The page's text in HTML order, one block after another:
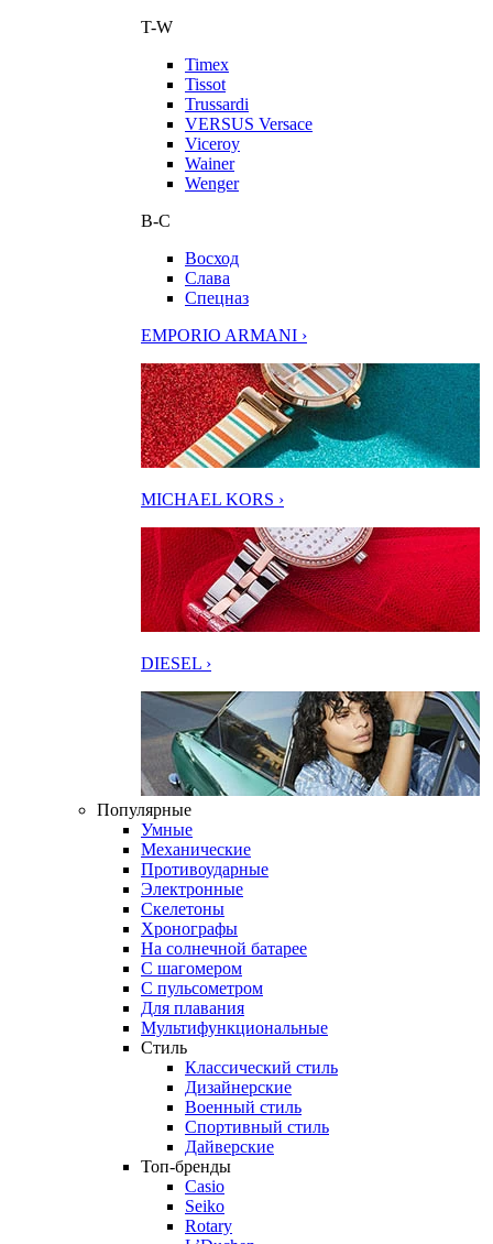
T-W
Timex
Tissot
Trussardi
VERSUS Versace
Viceroy
Wainer
Wenger
В-С
Восход
Слава
Спецназ
EMPORIO ARMANI ›
MICHAEL KORS ›
DIESEL ›
Популярные
Умные
Механические
Противоударные
Электронные
Скелетоны
Хронографы
На солнечной батарее
С шагомером
С пульсометром
Для плавания
Мультифункциональные
Стиль
Классический стиль
Дизайнерские
Военный стиль
Спортивный стиль
Дайверские
Топ-бренды
Casio
Seiko
Rotary